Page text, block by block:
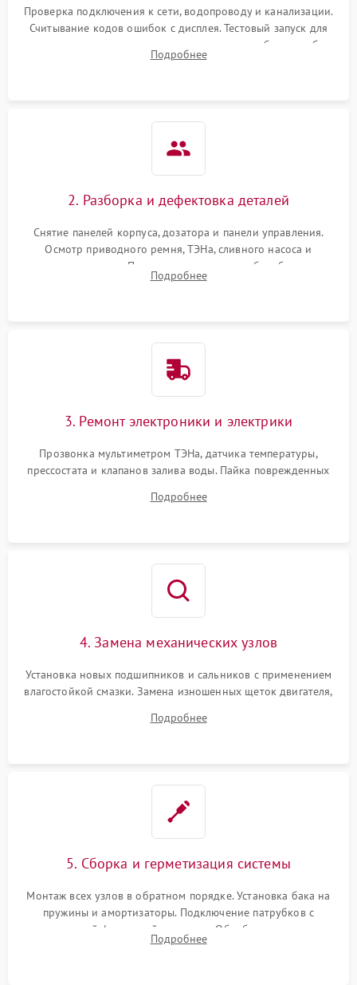
Проверка подключения к сети, водопроводу и канализации.
Считывание кодов ошибок с дисплея. Тестовый запуск для
выявления посторонних шумов, протечек или сбоев в работе
электронного модуля управления.
Подробнее
2. Разборка и дефектовка деталей
Снятие панелей корпуса, дозатора и панели управления.
Осмотр приводного ремня, ТЭНа, сливного насоса и
амортизаторов. Проверка подшипников барабана и
крестовины на износ, а манжеты люка на разрывы.
Подробнее
3. Ремонт электроники и электрики
Прозвонка мультиметром ТЭНа, датчика температуры,
прессостата и клапанов залива воды. Пайка поврежденных
Восстановление целостности проводки и контактов.
Подробнее
4. Замена механических узлов
Установка новых подшипников и сальников с применением
влагостойкой смазки. Замена изношенных щеток двигателя,
или поврежденной резиновой манжеты.
Подробнее
5. Сборка и герметизация системы
Монтаж всех узлов в обратном порядке. Установка бака на
пружины и амортизаторы. Подключение патрубков с
надежной фиксацией хомутами. Обработка стыков
герметиком для предотвращения возможных протечек воды.
Подробнее